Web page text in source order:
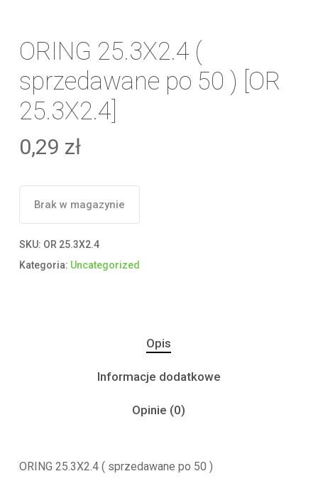
ORING 25.3X2.4 (
sprzedawane po 50 ) [OR
25.3X2.4]
0,29 zł
Brak w magazynie
SKU: OR 25.3X2.4
Kategoria: Uncategorized
Opis
Informacje dodatkowe
Opinie (0)
ORING 25.3X2.4 ( sprzedawane po 50 )